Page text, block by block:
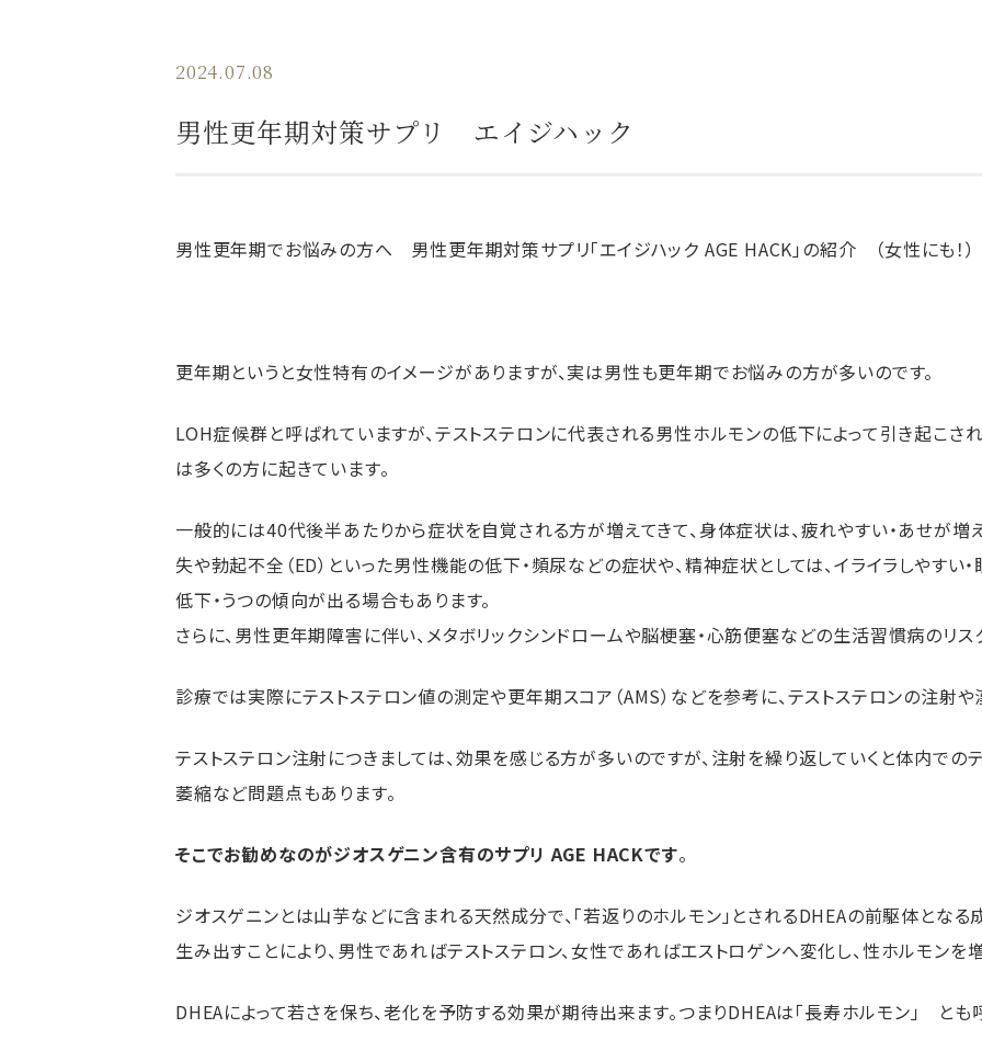
2024.07.08
男性更年期対策サプリ エイジハック
男性更年期でお悩みの方へ 男性更年期対策サプリ「エイジハック AGE HACK」の紹介 （女性にも！）
更年期というと女性特有のイメージがありますが、実は男性も更年期でお悩みの方が多いのです。
LOH症候群と呼ばれていますが、テストステロンに代表される男性ホルモンの低下によって引き起こさ
は多くの方に起きています。
一般的には40代後半あたりから症状を自覚される方が増えてきて、身体症状は、疲れやすい・あせが増
失や勃起不全（ED）といった男性機能の低下・頻尿などの症状や、精神症状としては、イライラしやすい
低下・うつの傾向が出る場合もあります。
さらに、男性更年期障害に伴い、メタボリックシンドロームや脳梗塞・心筋便塞などの生活習慣病のリス
診療では実際にテストステロン値の測定や更年期スコア（AMS）などを参考に、テストステロンの注射
テストステロン注射につきましては、効果を感じる方が多いのですが、注射を繰り返していくと体内で
萎縮など問題点もあります。
そこでお勧めなのがジオスゲニン含有のサプリ AGE HACKです。
ジオスゲニンとは山芋などに含まれる天然成分で、「若返りのホルモン」とされるDHEAの前駆体とな
生み出すことにより、男性であればテストステロン、女性であればエストロゲンへ変化し、性ホルモンを
DHEAによって若さを保ち、老化を予防する効果が期待出来ます。つまりDHEAは「長寿ホルモン」 とも